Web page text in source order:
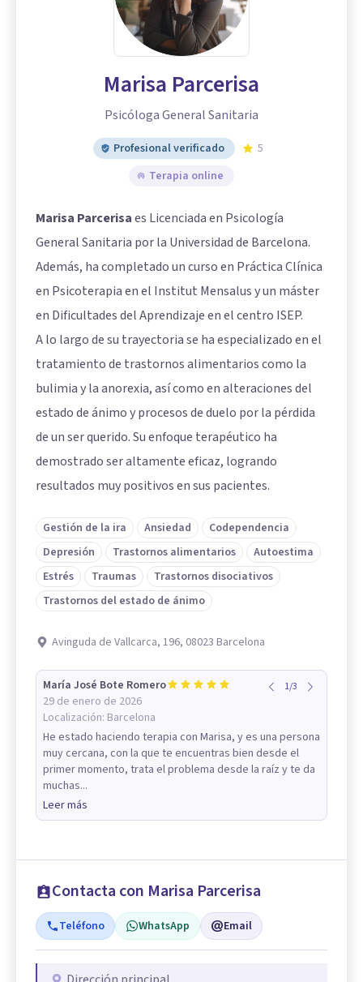
Marisa Parcerisa
Psicóloga General Sanitaria
Profesional verificado
5
Terapia online
Marisa Parcerisaes Licenciada en Psicología
General Sanitaria por la Universidad de Barcelona.
Además, ha completado un curso en Práctica Clínica
en Psicoterapia en el Institut Mensalus y un máster
en Dificultades del Aprendizaje en el centro ISEP.
A lo largo de su trayectoria se ha especializado en el
tratamiento de trastornos alimentarios como la
bulimia y la anorexia, así como en alteraciones del
estado de ánimo y procesos de duelo por la pérdida
de un ser querido. Su enfoque terapéutico ha
demostrado ser altamente eficaz, logrando
resultados muy positivos en sus pacientes.
Gestión de la ira Ansiedad
Codependencia
Depresión
Trastornos alimentarios
Autoestima
Estrés
Traumas
Trastornos disociativos
Trastornos del estado de ánimo
Avinguda de Vallcarca, 196, 08023 Barcelona
María José Bote Romero
29 de enero de 2026
Localización: Barcelona
1/3
He estado haciendo terapia con Marisa, y es una persona
muy cercana, con la que te encuentras bien desde el
primer momento, trata el problema desde la raíz y te da
muchas...
Leer más
Contacta con Marisa Parcerisa
Teléfono WhatsApp Email